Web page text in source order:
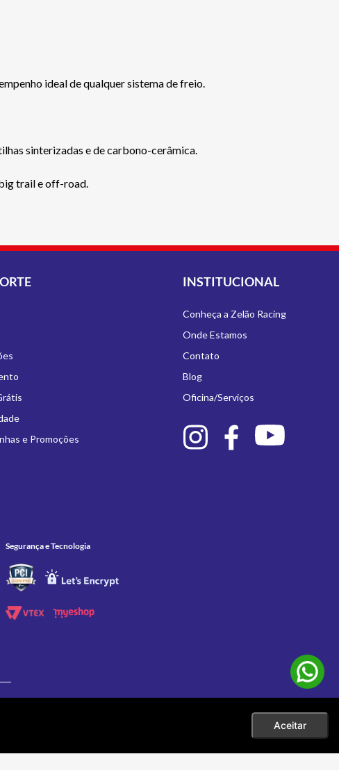
Aceitar
ideal de qualquer sistema de freio.
sinterizadas e de carbono-cerâmica.
trail e off-road.
e Promoções
INSTITUCIONAL
Conheça a Zelão Racing
Onde Estamos
Contato
Blog
Oficina/Serviços
Segurança e Tecnologia
de preço. |